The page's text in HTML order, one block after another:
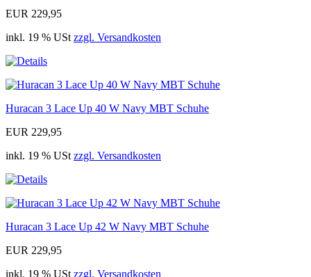
EUR 229,95
inkl. 19 % USt zzgl. Versandkosten
Huracan 3 Lace Up 40 W Navy MBT Schuhe
EUR 229,95
inkl. 19 % USt zzgl. Versandkosten
Huracan 3 Lace Up 42 W Navy MBT Schuhe
EUR 229,95
inkl. 19 % USt zzgl. Versandkosten